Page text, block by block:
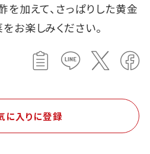
を加えて、さっぱりした黄金
お楽しみください。
に入りに登録